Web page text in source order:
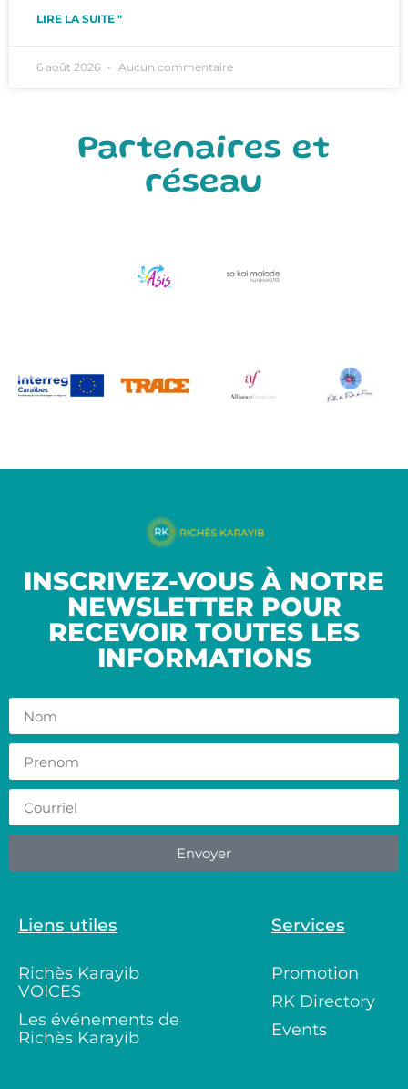
LIRE LA SUITE "
6 août 2026 Aucun commentaire
Partenaires et
réseau
INSCRIVEZ-VOUS À NOTRE
NEWSLETTER POUR
RECEVOIR TOUTES LES
INFORMATIONS
Envoyer
Liens utiles
Richès Karayib
VOICES
Les événements de
Richès Karayib
Services
Promotion
RK Directory
Events